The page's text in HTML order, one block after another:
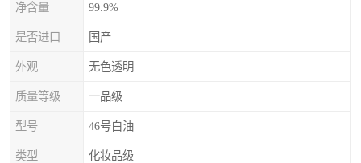
净含量 99.9%
是否进口 国产
外观 无色透明
质量等级 一品级
型号 46号白油
类型 化妆品级